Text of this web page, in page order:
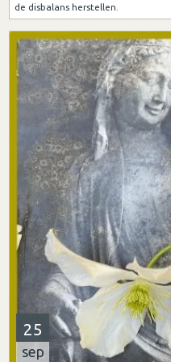
de disbalans herstellen.
25
sep